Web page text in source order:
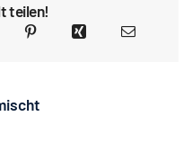
teilen!